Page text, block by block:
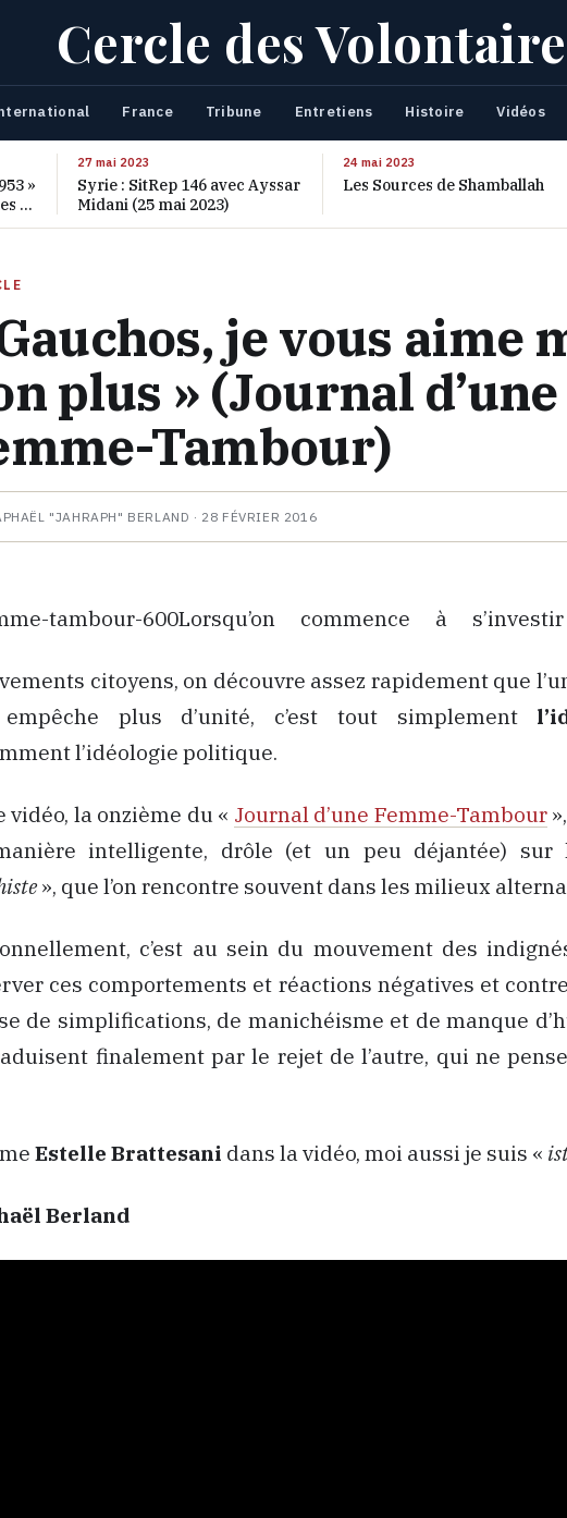
Cercle des
France Tribune Entretiens Histoire Vidéos
»
70
27 mai 2023
Syrie : SitRep 146 avec Ayssar
Midani (25 mai 2023)
24 mai 2023
Les Sources de Shamballah
je vous aime
plus » (Journal d’une
Tambour)
"JAHRAPH" BERLAND · 28 FÉVRIER 2016
Lorsqu’on commence à
citoyens, on découvre assez rapidement que
plus d’unité, c’est tout simplement
l’idéologie politique.
vidéo, la onzième du « Journal d’une Femme-Tambour
intelligente, drôle (et un peu déjantée) sur
», que l’on rencontre souvent dans les milieux
c’est au sein du mouvement des
ces comportements et réactions négatives et
de simplifications, de manichéisme et de manque
finalement par le rejet de l’autre, qui ne
Estelle Brattesani dans la vidéo, moi aussi je suis «
Berland